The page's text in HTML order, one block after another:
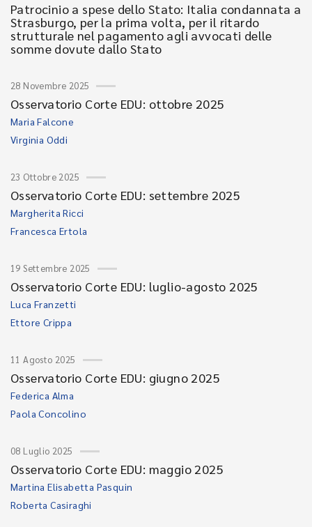
Patrocinio a spese dello Stato: Italia condannata a
Strasburgo, per la prima volta, per il ritardo
strutturale nel pagamento agli avvocati delle
somme dovute dallo Stato
28 Novembre 2025
Osservatorio Corte EDU: ottobre 2025
Maria Falcone
Virginia Oddi
23 Ottobre 2025
Osservatorio Corte EDU: settembre 2025
Margherita Ricci
Francesca Ertola
19 Settembre 2025
Osservatorio Corte EDU: luglio-agosto 2025
Luca Franzetti
Ettore Crippa
11 Agosto 2025
Osservatorio Corte EDU: giugno 2025
Federica Alma
Paola Concolino
08 Luglio 2025
Osservatorio Corte EDU: maggio 2025
Martina Elisabetta Pasquin
Roberta Casiraghi